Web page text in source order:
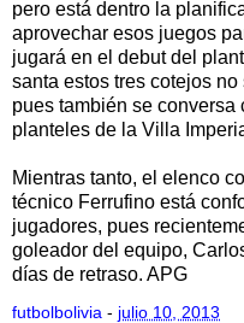
pero está dentro la
aprovechar esos juegos
jugará en el debut del
santa estos tres cotejos
pues también se
planteles de la Villa
Mientras tanto, el elenco
técnico Ferrufino está
jugadores, pues
goleador del equipo,
días de retraso. APG
futbolbolivia - julio 10, 2013